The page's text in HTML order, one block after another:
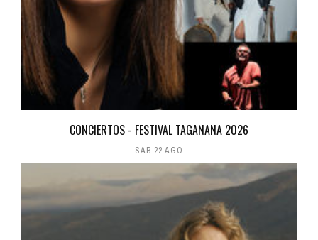
CONCIERTOS - FESTIVAL TAGANANA 2026
SÁB 22 AGO